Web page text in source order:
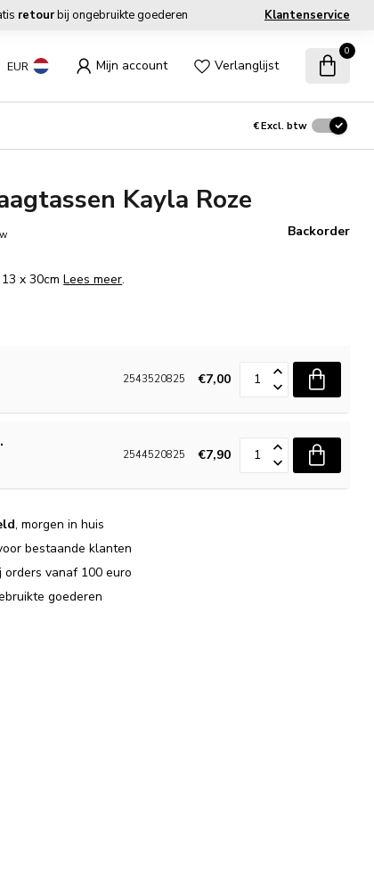
retourbij ongebruikte goederen Klantenservice
EUR Mijn account Verlanglijst
0
€Excl. btw
Kayla Roze
Backorder
13 x 30cmLees meer.
2543520825 €7,00
2544520825 €7,90
, morgen in huis
bestaande klanten
orders vanaf 100 euro
goederen